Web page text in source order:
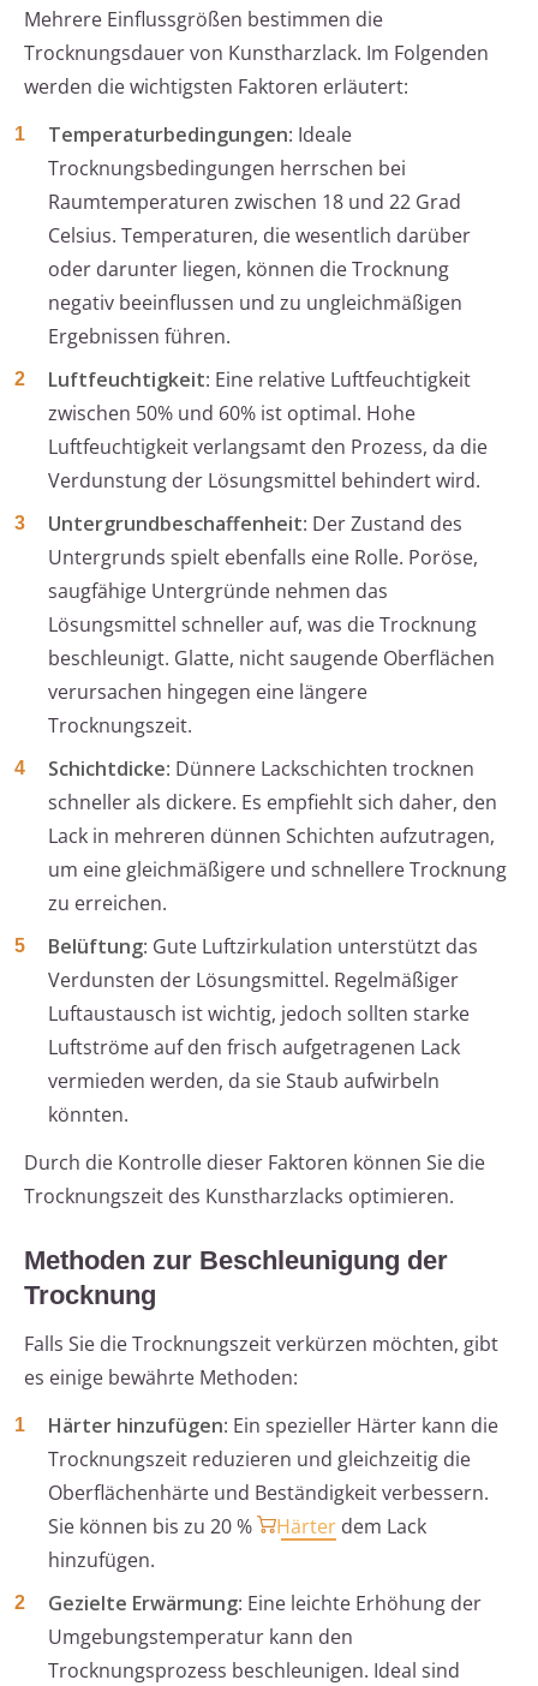
Mehrere Einflussgrößen bestimmen die
Trocknungsdauer von Kunstharzlack. Im Folgenden
werden die wichtigsten Faktoren erläutert:
Temperaturbedingungen: Ideale
Trocknungsbedingungen herrschen bei
Raumtemperaturen zwischen 18 und 22 Grad
Celsius. Temperaturen, die wesentlich darüber
oder darunter liegen, können die Trocknung
negativ beeinflussen und zu ungleichmäßigen
Ergebnissen führen.
Luftfeuchtigkeit: Eine relative Luftfeuchtigkeit
zwischen 50% und 60% ist optimal. Hohe
Luftfeuchtigkeit verlangsamt den Prozess, da die
Verdunstung der Lösungsmittel behindert wird.
Untergrundbeschaffenheit: Der Zustand des
Untergrunds spielt ebenfalls eine Rolle. Poröse,
saugfähige Untergründe nehmen das
Lösungsmittel schneller auf, was die Trocknung
beschleunigt. Glatte, nicht saugende Oberflächen
verursachen hingegen eine längere
Trocknungszeit.
Schichtdicke: Dünnere Lackschichten trocknen
schneller als dickere. Es empfiehlt sich daher, den
Lack in mehreren dünnen Schichten aufzutragen,
um eine gleichmäßigere und schnellere Trocknung
zu erreichen.
Belüftung: Gute Luftzirkulation unterstützt das
Verdunsten der Lösungsmittel. Regelmäßiger
Luftaustausch ist wichtig, jedoch sollten starke
Luftströme auf den frisch aufgetragenen Lack
vermieden werden, da sie Staub aufwirbeln
könnten.
Durch die Kontrolle dieser Faktoren können Sie die
Trocknungszeit des Kunstharzlacks optimieren.
Methoden zur Beschleunigung der
Trocknung
Falls Sie die Trocknungszeit verkürzen möchten, gibt
es einige bewährte Methoden:
Härter hinzufügen: Ein spezieller Härter kann die
Trocknungszeit reduzieren und gleichzeitig die
Oberflächenhärte und Beständigkeit verbessern.
Sie können bis zu 20 %
Härter dem Lack
hinzufügen.
Gezielte Erwärmung: Eine leichte Erhöhung der
Umgebungstemperatur kann den
Trocknungsprozess beschleunigen. Ideal sind